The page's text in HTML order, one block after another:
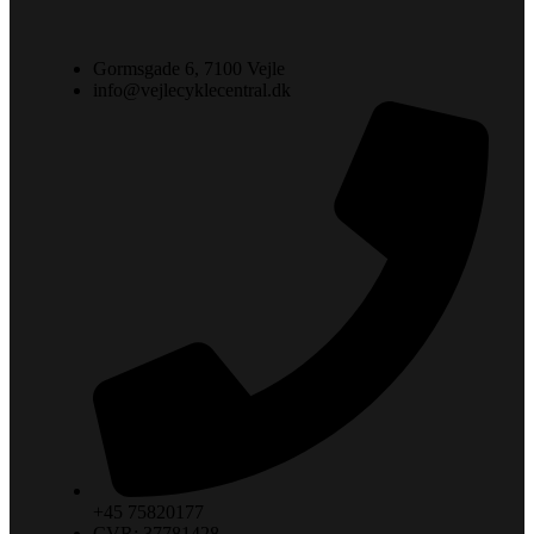
Gormsgade 6, 7100 Vejle
info@vejlecyklecentral.dk
+45 75820177